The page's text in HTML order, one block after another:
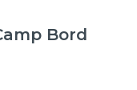
Bord